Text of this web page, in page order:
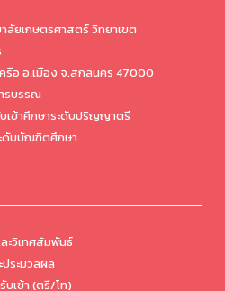
ยเกษตรศาสตร์ วิทยาเขต
รือ อ.เมือง จ.สกลนคร 47000
รบรรณ
ข้าศึกษาระดับปริญญาตรี
ดับบัณฑิตศึกษา
ะวิเทศสัมพันธ์
ระมวลผล
บเข้า (ตรี/โท)